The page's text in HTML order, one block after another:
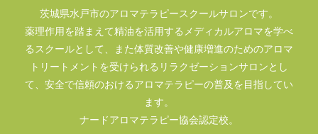
茨城県水戸市のアロマテラピースクールサロンです。
薬理作用を踏まえて精油を活用するメディカルアロマを学べ
るスクールとして、また体質改善や健康増進のためのアロマ
トリートメントを受けられるリラクゼーションサロンとし
て、安全で信頼のおけるアロマテラピーの普及を目指してい
ます。
ナードアロマテラピー協会認定校。